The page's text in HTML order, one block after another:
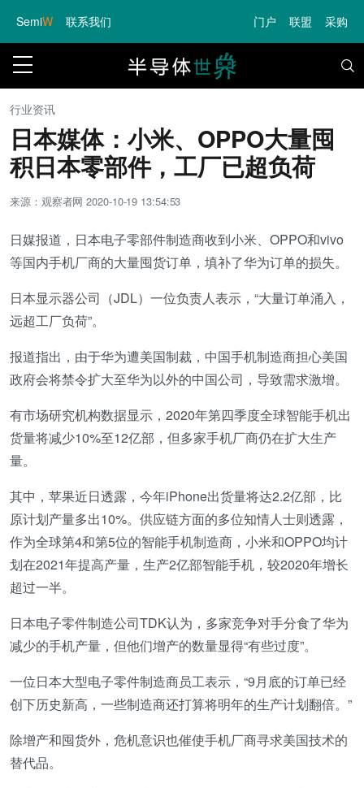
SemiW 联系我们 门户 联盟 采购
行业资讯
日本媒体：小米、OPPO大量囤
积日本零部件，工厂已超负荷
来源：观察者网2020-10-19 13:54:53
日媒报道，日本电子零部件制造商收到小米、OPPO和vivo
等国内手机厂商的大量囤货订单，填补了华为订单的损失。
日本显示器公司（JDL）一位负责人表示，“大量订单涌入，
远超工厂负荷”。
报道指出，由于华为遭美国制裁，中国手机制造商担心美国
政府会将禁令扩大至华为以外的中国公司，导致需求激增。
有市场研究机构数据显示，2020年第四季度全球智能手机出
货量将减少10%至12亿部，但多家手机厂商仍在扩大生产
量。
其中，苹果近日透露，今年iPhone出货量将达2.2亿部，比
原计划产量多出10%。供应链方面的多位知情人士则透露，
作为全球第4和第5位的智能手机制造商，小米和OPPO均计
划在2021年提高产量，生产2亿部智能手机，较2020年增长
超过一半。
日本电子零件制造公司TDK认为，多家竞争对手分食了华为
减少的手机产量，但他们增产的数量显得“有些过度”。
一位日本大型电子零件制造商员工表示，“9月底的订单已经
创下历史新高，一些制造商还打算将明年的生产计划翻倍。”
除增产和囤货外，危机意识也催使手机厂商寻求美国技术的
替代品。